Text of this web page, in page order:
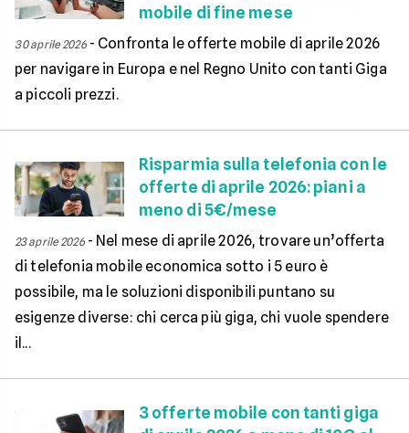
mobile di fine mese
30 aprile 2026- Confronta le offerte mobile di aprile 2026
per navigare in Europa e nel Regno Unito con tanti Giga
a piccoli prezzi.
Risparmia sulla telefonia con le
offerte di aprile 2026: piani a
meno di 5€/mese
23 aprile 2026- Nel mese di aprile 2026, trovare un’offerta
di telefonia mobile economica sotto i 5 euro è
possibile, ma le soluzioni disponibili puntano su
esigenze diverse: chi cerca più giga, chi vuole spendere
il...
3 offerte mobile con tanti giga